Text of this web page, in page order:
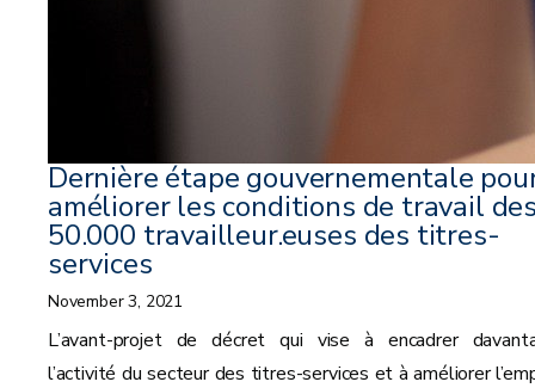
Dernière étape gouvernementale
améliorer les conditions de travail
50.000 travailleur.euses des titres-
services
November 3, 2021
L’avant-projet de décret qui vise à encadrer
l’activité du secteur des titres-services et à améliorer